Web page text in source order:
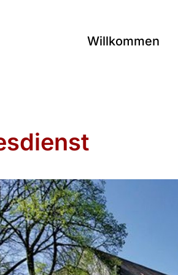
Willkommen